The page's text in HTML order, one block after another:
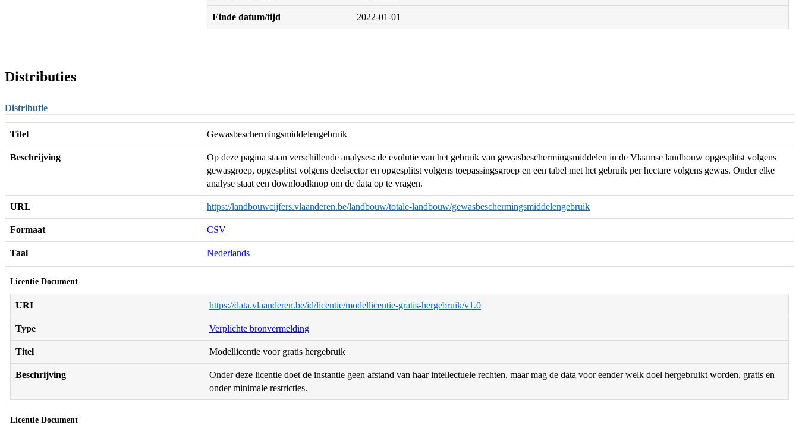
Einde datum/tijd 2022-01-01
Distributies
Distributie
Titel Gewasbeschermingsmiddelengebruik
Beschrijving
Op deze pagina staan verschillende analyses: de evolutie van het gebruik van gewasbeschermingsmiddelen in de Vlaamse landbouw opgesplitst volgens
gewasgroep, opgesplitst volgens deelsector en opgesplitst volgens toepassingsgroep en een tabel met het gebruik per hectare volgens gewas. Onder elke
analyse staat een downloadknop om de data op te vragen.
URL https://landbouwcijfers.vlaanderen.be/landbouw/totale-landbouw/gewasbeschermingsmiddelengebruik
Formaat CSV
Taal Nederlands
Licentie Document
URI https://data.vlaanderen.be/id/licentie/modellicentie-gratis-hergebruik/v1.0
Type Verplichte bronvermelding
Titel Modellicentie voor gratis hergebruik
Beschrijving
Onder deze licentie doet de instantie geen afstand van haar intellectuele rechten, maar mag de data voor eender welk doel hergebruikt worden, gratis en
onder minimale restricties.
Licentie Document